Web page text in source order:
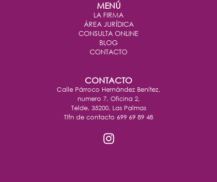
MENÚ
LA FIRMA
ÁREA JURÍDICA
CONSULTA ONLINE
BLOG
CONTACTO
CONTACTO
Calle Párroco Hernández Benítez,
numero 7, Oficina 2,
Telde, 35200, Las Palmas
Tlfn de contacto 699 69 89 48